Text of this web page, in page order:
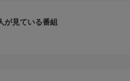
が見ている番組